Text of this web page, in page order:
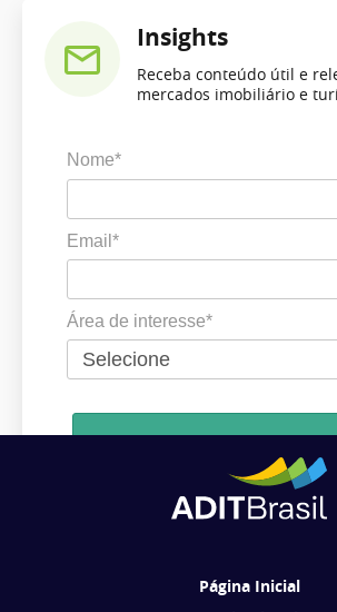
Insights
Receba conteúdo útil e
mercados imobiliário e
Nome*
Email*
Área de interesse*
Ao se cadastrar, você concorda em receber
Página Inicial